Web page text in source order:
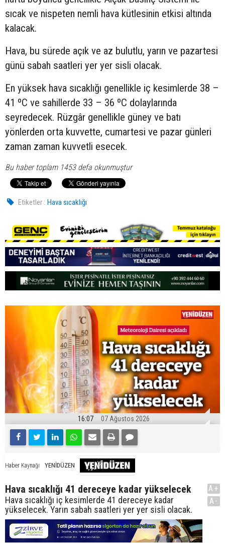
sıcak ve nispeten nemli hava kütlesinin etkisi altında
kalacak.
Hava, bu sürede açık ve az bulutlu, yarın ve pazartesi
günü sabah saatleri yer yer sisli olacak.
En yüksek hava sıcaklığı genellikle iç kesimlerde 38 –
41 ºC ve sahillerde 33 – 36 ºC dolaylarında
seyredecek. Rüzgâr genellikle güney ve batı
yönlerden orta kuvvette, cumartesi ve pazar günleri
zaman zaman kuvvetli esecek.
Bu haber toplam 1453 defa okunmuştur
Etiketler : Hava sıcaklığı
16:07 07 Ağustos 2026
Haber Kaynağı YENİDÜZEN
Hava sıcaklığı 41 dereceye kadar yükselecek
Hava sıcaklığı iç kesimlerde 41 dereceye kadar
yükselecek. Yarın sabah saatleri yer yer sisli olacak.
A+
A-